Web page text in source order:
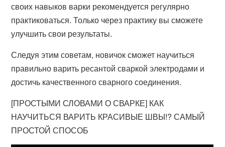
своих навыков варки рекомендуется регулярно
практиковаться. Только через практику вы сможете
улучшить свои результаты.
Следуя этим советам, новичок сможет научиться
правильно варить ресантой сваркой электродами и
достичь качественного сварного соединения.
[ПРОСТЫМИ СЛОВАМИ О СВАРКЕ] КАК
НАУЧИТЬСЯ ВАРИТЬ КРАСИВЫЕ ШВЫ!? САМЫЙ
ПРОСТОЙ СПОСОБ